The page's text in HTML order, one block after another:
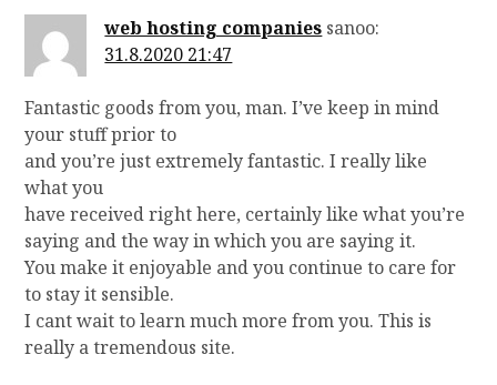
web hosting companies sanoo:
31.8.2020 21:47
Fantastic goods from you, man. I’ve keep in mind
your stuff prior to
and you’re just extremely fantastic. I really like
what you
have received right here, certainly like what you’re
saying and the way in which you are saying it.
You make it enjoyable and you continue to care for
to stay it sensible.
I cant wait to learn much more from you. This is
really a tremendous site.